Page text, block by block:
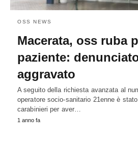
OSS NEWS
Macerata, oss ruba
paziente:
aggravato
A seguito della richiesta avanzata al
operatore socio-sanitario 21enne è
carabinieri per aver…
1 anno fa